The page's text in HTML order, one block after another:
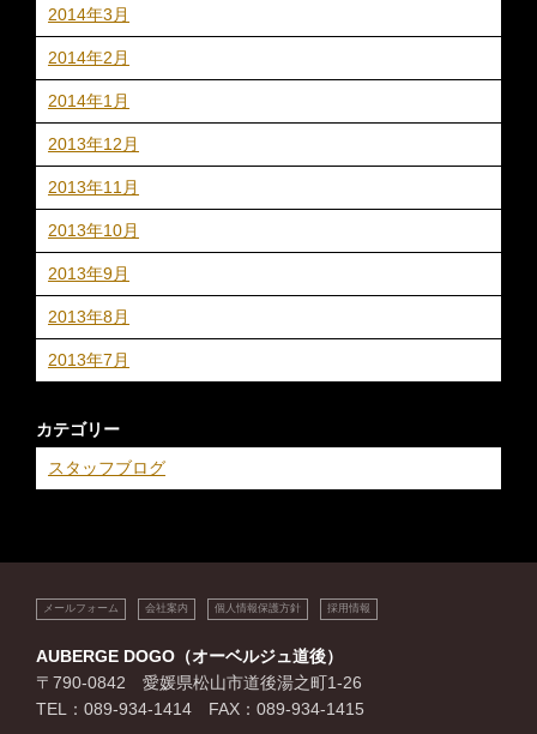
2014年3月
2014年2月
2014年1月
2013年12月
2013年11月
2013年10月
2013年9月
2013年8月
2013年7月
カテゴリー
スタッフブログ
メールフォーム 会社案内 個人情報保護方針 採用情報
AUBERGE DOGO（オーベルジュ道後）
〒790-0842 愛媛県松山市道後湯之町1-26
TEL：089-934-1414 FAX：089-934-1415